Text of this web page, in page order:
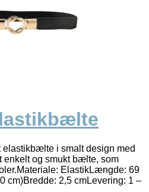
i smalt design med
og smukt bælte, som
ElastikLængde: 69
cm)Bredde: 2,5 cmLevering: 1 –